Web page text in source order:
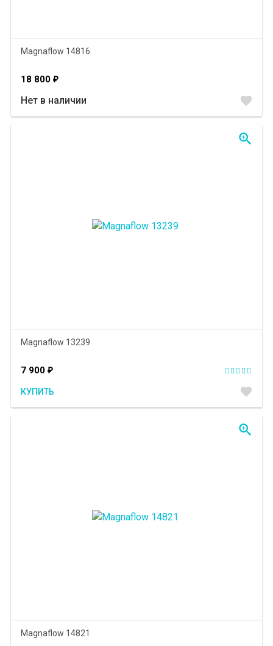
Magnaflow 14816
18 800 ₽
Нет в наличии favorite
Magnaflow 13239
7 900 ₽
КУПИТЬ favorite
zoom_in
Magnaflow 14821
zoom_in